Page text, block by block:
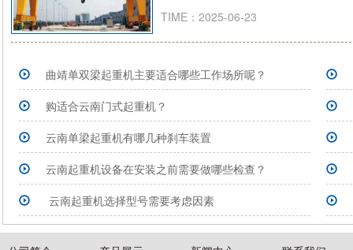
TIME：2025-06-23
曲靖单双梁起重机主要适合哪些工作场所呢？
购适合云南门式起重机？
云南单梁起重机有哪几种刹车装置
云南起重机设备在安装之前需要做哪些检查？
云南起重机选择型号需要考虑因素